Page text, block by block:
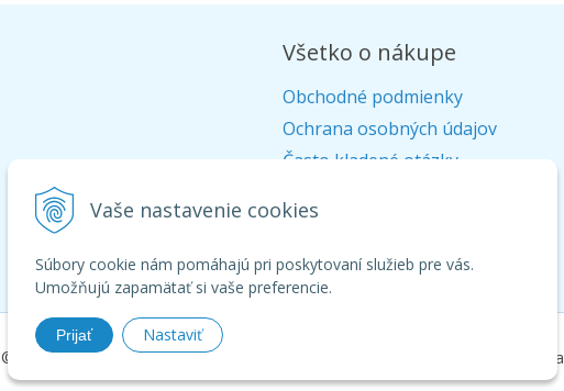
Vaše nastavenie cookies
Súbory cookie nám pomáhajú pri poskytovaní služieb pre vás.
Umožňujú zapamätať si vaše preferencie.
Prijať Nastaviť
Všetko o nákupe
Obchodné podmienky
Ochrana osobných údajov
Často kladené otázky
Doprava
Ako nakupovať
© 2026 Aquagarden - široká ponuka produktov pre záhradné a kúpacie jazierka